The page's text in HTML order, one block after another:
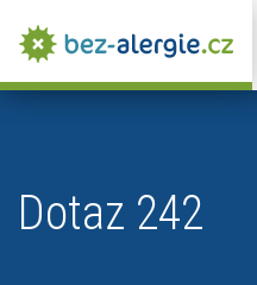
Dotaz 242